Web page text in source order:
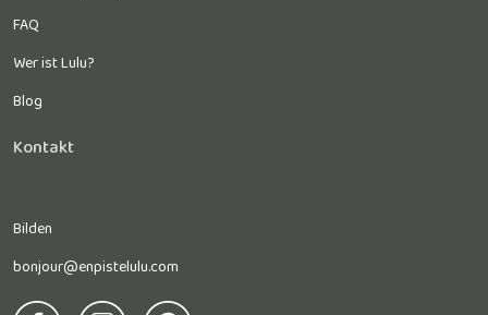
FAQ
Wer ist Lulu?
Blog
Kontakt
Bilden
bonjour@enpistelulu.com